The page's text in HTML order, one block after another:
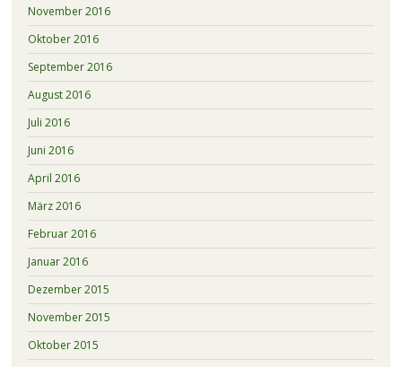
November 2016
Oktober 2016
September 2016
August 2016
Juli 2016
Juni 2016
April 2016
März 2016
Februar 2016
Januar 2016
Dezember 2015
November 2015
Oktober 2015